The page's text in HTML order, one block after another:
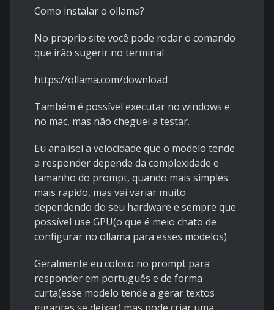
Como instalar o ollama?
No proprio site você pode rodar o comando
que irão sugerir no terminal
https://ollama.com/download
Também é possível executar no windows e
no mac, mas não cheguei a testar.
Eu analisei a velocidade que o modelo tende
a responder depende da complexidade e
tamanho do prompt, quando mais simples
mais rapido, mas vai variar muito
dependendo do seu hardware e sempre que
possível use GPU(o que é meio chato de
configurar no ollama para esses modelos)
Geralmente eu coloco no prompt para
responder em português e de forma
curta(esse modelo tende a gerar textos